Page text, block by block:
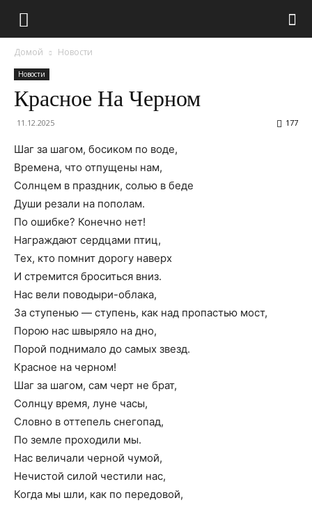
Домой Новости
Новости
Красное На Черном
11.12.2025 177
Шаг за шагом, босиком по воде,
Времена, что отпущены нам,
Солнцем в праздник, солью в беде
Души резали на пополам.
По ошибке? Конечно нет!
Награждают сердцами птиц,
Тех, кто помнит дорогу наверх
И стремится броситься вниз.
Нас вели поводыри-облака,
За ступенью — ступень, как над пропастью мост,
Порою нас швыряло на дно,
Порой поднимало до самых звезд.
Красное на черном!
Шаг за шагом, сам черт не брат,
Солнцу время, луне часы,
Словно в оттепель снегопад,
По земле проходили мы.
Нас величали черной чумой,
Нечистой силой честили нас,
Когда мы шли, как по передовой,